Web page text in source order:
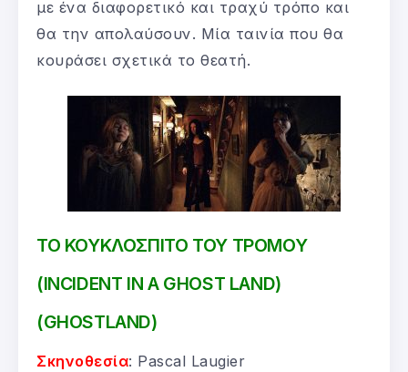
με ένα διαφορετικό και τραχύ τρόπο και
θα την απολαύσουν. Μία ταινία που θα
κουράσει σχετικά το θεατή.
ΤΟ ΚΟΥΚΛΟΣΠΙΤΟ ΤΟΥ ΤΡΟΜΟΥ
(INCIDENT IN A GHOST LAND)
(GHOSTLAND)
Σκηνοθεσία: Pascal Laugier